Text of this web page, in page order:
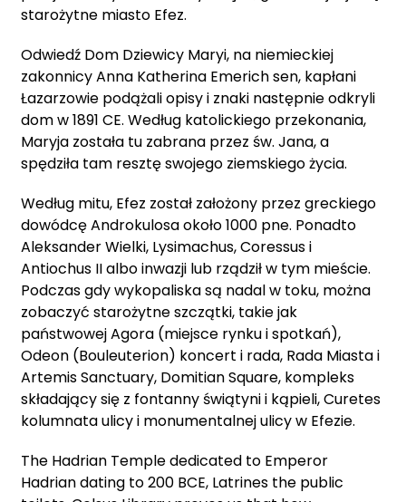
starożytne miasto Efez.
Odwiedź Dom Dziewicy Maryi, na niemieckiej
zakonnicy Anna Katherina Emerich sen, kapłani
Łazarzowie podążali opisy i znaki następnie odkryli
dom w 1891 CE. Według katolickiego przekonania,
Maryja została tu zabrana przez św. Jana, a
spędziła tam resztę swojego ziemskiego życia.
Według mitu, Efez został założony przez greckiego
dowódcę Androkulosa około 1000 pne. Ponadto
Aleksander Wielki, Lysimachus, Coressus i
Antiochus II albo inwazji lub rządził w tym mieście.
Podczas gdy wykopaliska są nadal w toku, można
zobaczyć starożytne szczątki, takie jak
państwowej Agora (miejsce rynku i spotkań),
Odeon (Bouleuterion) koncert i rada, Rada Miasta i
Artemis Sanctuary, Domitian Square, kompleks
składający się z fontanny świątyni i kąpieli, Curetes
kolumnata ulicy i monumentalnej ulicy w Efezie.
The Hadrian Temple dedicated to Emperor
Hadrian dating to 200 BCE, Latrines the public